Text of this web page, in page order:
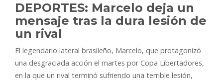
DEPORTES: Marcelo deja un
mensaje tras la dura lesión de
un rival
El legendario lateral brasileño, Marcelo, que protagonizó
una desgraciada acción el martes por Copa Libertadores,
en la que un rival terminó sufriendo una terrible lesión,